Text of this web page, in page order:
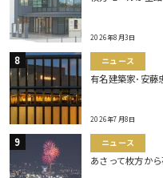
2026年8月3日
ニュース
有名建築家･安藤
2026年7月8日
ニュース
あさって枚方か